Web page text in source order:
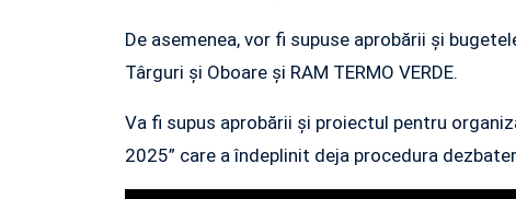
De asemenea, vor fi supuse aprobării și
Târguri și Oboare și RAM TERMO VERDE.
Va fi supus aprobării și proiectul pentru
2025” care a îndeplinit deja procedura